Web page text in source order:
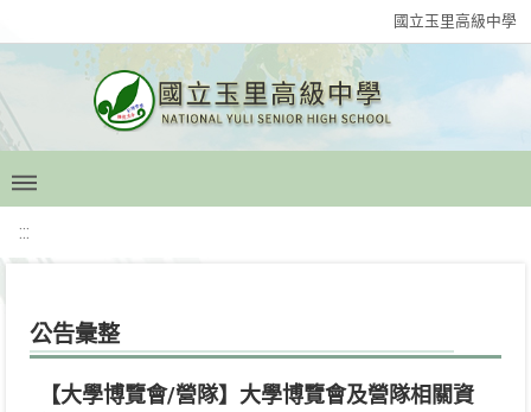
國立玉里高級中學
:::
公告彙整
【大學博覽會/營隊】大學博覽會及營隊相關資